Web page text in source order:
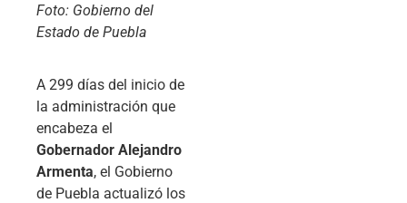
Foto: Gobierno del
Estado de Puebla
A 299 días del inicio de
la administración que
encabeza el
Gobernador Alejandro
Armenta, el Gobierno
de Puebla actualizó los